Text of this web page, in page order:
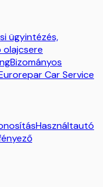
ügyintézés,
Bizományos
Car Service
Használtautó